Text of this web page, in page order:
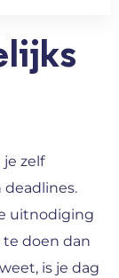
zelf
uitnodiging
te doen dan
is je dag